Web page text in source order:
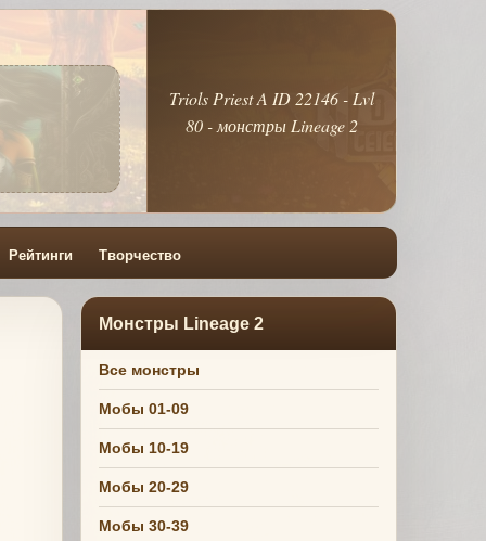
Triols Priest A ID 22146 - Lvl
80 - монстры Lineage 2
Рейтинги Творчество
Монстры Lineage 2
Все монстры
Мобы 01-09
Мобы 10-19
Мобы 20-29
Мобы 30-39